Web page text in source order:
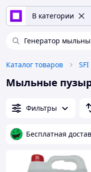
В категории
Генератор
Каталог товаров SFI
Мыльные
Фильтры
Бесплатная